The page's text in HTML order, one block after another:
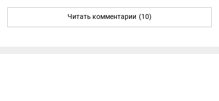
Читать комментарии (10)